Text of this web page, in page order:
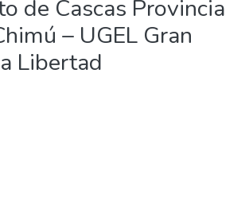
de Cascas Provincia
– UGEL Gran
Libertad